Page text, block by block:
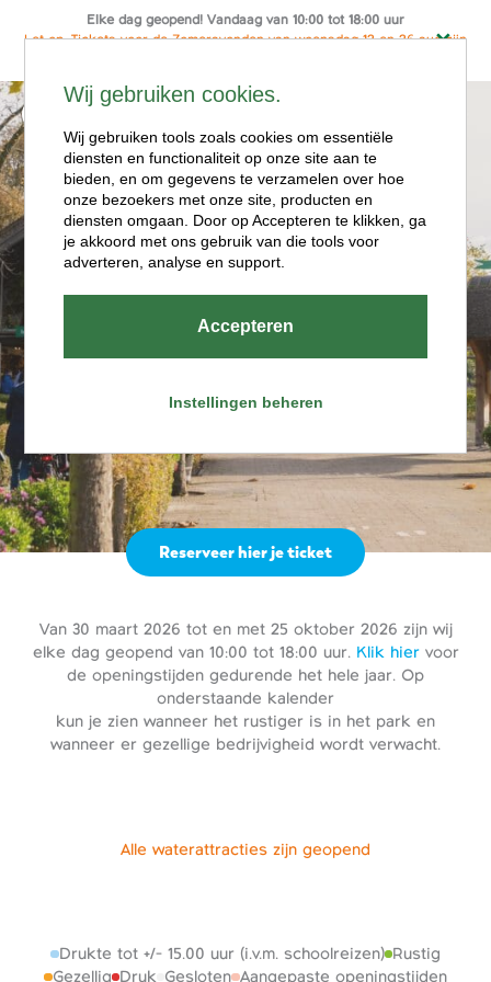
Elke dag geopend! Vandaag van 10:00 tot 18:00 uur
Let op: Tickets voor de Zomeravonden van woensdag 12 en 26 aug zijn
Ga
naar
de
inhoud
Openingstijde
n
Van 30 maart 2026 tot en met 25 oktober 2026 zijn wij
elke dag geopend van 10:00 tot 18:00 uur. Klik hiervoor
de openingstijden gedurende het hele jaar. Op
onderstaande kalender
kun je zien wanneer het rustiger is in het park en
wanneer er gezellige bedrijvigheid wordt verwacht.
Reserveer hier je ticket
Alle waterattracties zijn geopend
Aangepaste openingstijden
Druk
Drukte tot +/- 15.00 uur (i.v.m. schoolreizen)
Gesloten
Gezellig
Rustig
Wij gebruiken cookies.
Wij gebruiken tools zoals cookies om essentiële
diensten en functionaliteit op onze site aan te
bieden, en om gegevens te verzamelen over hoe
onze bezoekers met onze site, producten en
diensten omgaan. Door op Accepteren te klikken, ga
je akkoord met ons gebruik van die tools voor
adverteren, analyse en support.
Accepteren
Instellingen beheren